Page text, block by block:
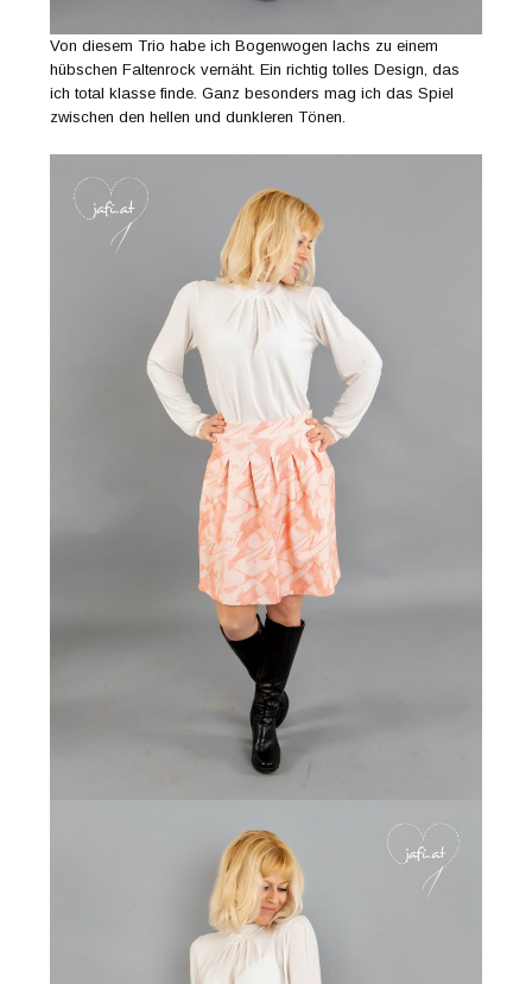
Von diesem Trio habe ich Bogenwogen lachs zu einem
hübschen Faltenrock vernäht. Ein richtig tolles Design, das
ich total klasse finde. Ganz besonders mag ich das Spiel
zwischen den hellen und dunkleren Tönen.